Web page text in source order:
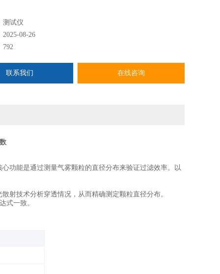
测试仪
2025-08-26
792
联系我们 在线咨询
功能是通过测量气雾颗粒的直径分布来验证过滤效率。以
射技术分析穿透情况，从而精确测定颗粒直径分布。
式一致。